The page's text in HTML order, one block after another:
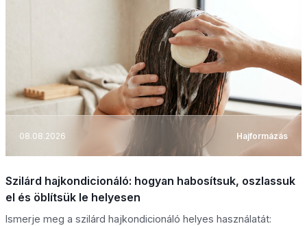
08.08.2026 Hajformázás
Szilárd hajkondicionáló: hogyan habosítsuk, oszlassuk
el és öblítsük le helyesen
Ismerje meg a szilárd hajkondicionáló helyes használatát: